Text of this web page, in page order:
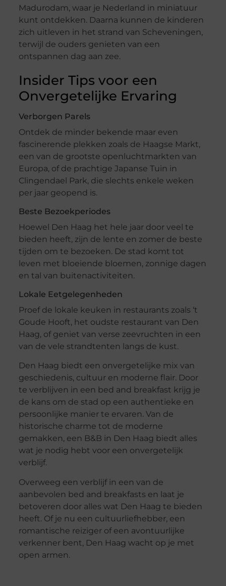
Madurodam, waar je Nederland in miniatuur
kunt ontdekken. Daarna kunnen de kinderen
zich uitleven in het strand van Scheveningen,
terwijl de ouders genieten van een
ontspannen dag aan zee.
Insider Tips voor een
Onvergetelijke Ervaring
Verborgen Parels
Ontdek de minder bekende maar even
fascinerende plekken zoals de Haagse Markt,
een van de grootste openluchtmarkten van
Europa, of de prachtige Japanse Tuin in
Clingendael Park, die slechts enkele weken
per jaar geopend is.
Beste Bezoekperiodes
Hoewel Den Haag het hele jaar door veel te
bieden heeft, zijn de lente en zomer de beste
tijden om te bezoeken. De stad komt tot
leven met bloeiende bloemen, zonnige dagen
en tal van buitenactiviteiten.
Lokale Eetgelegenheden
Proef de lokale keuken in restaurants zoals ‘t
Goude Hooft, het oudste restaurant van Den
Haag, of geniet van verse zeevruchten in een
van de vele strandtenten langs de kust.
Den Haag biedt een onvergetelijke mix van
geschiedenis, cultuur en moderne flair. Door
te verblijven in een bed and breakfast krijg je
de kans om de stad op een authentieke en
persoonlijke manier te ervaren. Van de
historische charme tot de moderne
gemakken, een B&B in Den Haag biedt alles
wat je nodig hebt voor een onvergetelijk
verblijf.
Overweeg een verblijf in een van de
aanbevolen bed and breakfasts en laat je
betoveren door alles wat Den Haag te bieden
heeft. Of je nu een cultuurliefhebber, een
romantische reiziger of een avontuurlijke
verkenner bent, Den Haag wacht op je met
open armen.